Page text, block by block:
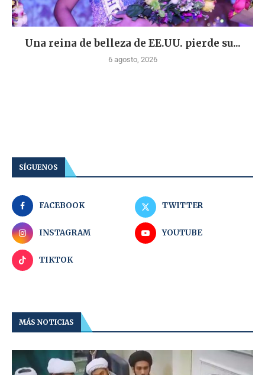
Una reina de belleza de EE.UU. pierde su...
6 agosto, 2026
SÍGUENOS
FACEBOOK TWITTER
INSTAGRAM YOUTUBE
TIKTOK
MÁS NOTICIAS